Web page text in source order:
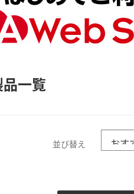
一覧
並び替え